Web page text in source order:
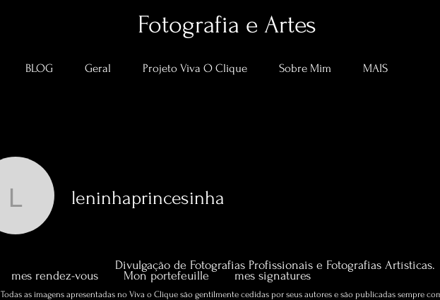
Fotografia e Artes
BLOG Geral Projeto Viva O Clique Sobre Mim MAIS
Divulgação de Fotografias Profissionais e Fotografias Artísticas.
Todas as imagens apresentadas no Viva o Clique são gentilmente cedidas por seus autores e são publicadas sempre
leninhaprincesinha
leninhaprincesinha
mes rendez-vous Mon portefeuille mes signatures